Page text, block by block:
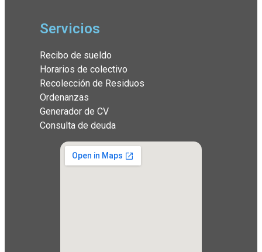
Servicios
Recibo de sueldo
Horarios de colectivo
Recolección de Residuos
Ordenanzas
Generador de CV
Consulta de deuda